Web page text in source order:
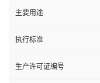
主要用途
执行标准
生产许可证编号